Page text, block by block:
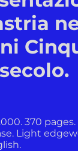
370
Light